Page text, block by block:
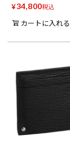
¥34,800税込
カートに入れる